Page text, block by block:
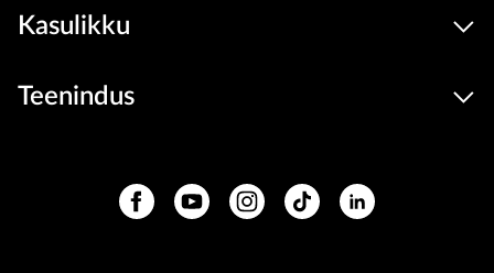
Kasulikku
Teenindus